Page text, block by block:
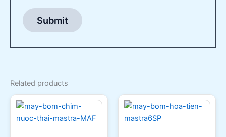
Related products